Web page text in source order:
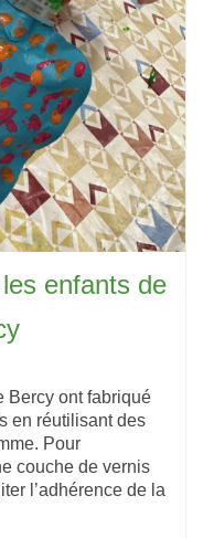
enfants de
Bercy ont fabriqué
en réutilisant des
Pour
couche de vernis
l’adhérence de la